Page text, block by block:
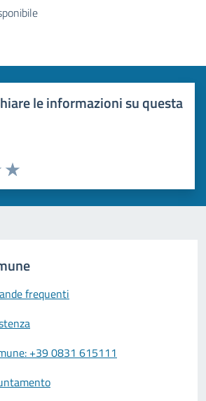
le informazioni su questa
Valuta 5 stelle su 5
4 stelle su 5
stelle su 5
su 5
5
frequenti
+39 0831 615111